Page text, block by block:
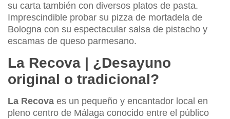
su carta también con diversos platos de pasta.
Imprescindible probar su pizza de mortadela de
Bologna con su espectacular salsa de pistacho y
escamas de queso parmesano.
La Recova | ¿Desayuno
original o tradicional?
La Recova es un pequeño y encantador local en
pleno centro de Málaga conocido entre el público